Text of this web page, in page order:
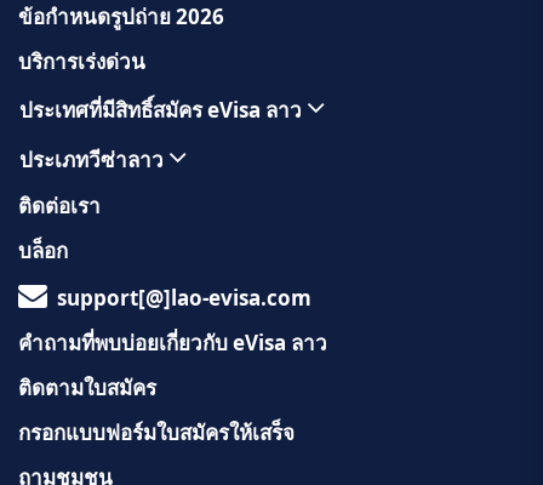
ข้อกำหนดรูปถ่าย 2026
บริการเร่งด่วน
ประเทศที่มีสิทธิ์สมัคร eVisa ลาว
ประเภทวีซ่าลาว
ติดต่อเรา
บล็อก
support[@]lao-evisa.com
คำถามที่พบบ่อยเกี่ยวกับ eVisa ลาว
ติดตามใบสมัคร
กรอกแบบฟอร์มใบสมัครให้เสร็จ
ถามชุมชน